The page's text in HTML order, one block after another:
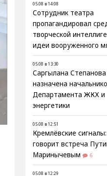
05.08 в 14:08
Сотрудник театра
пропагандировал
творческой
идеи вооруженного
05.08 в 13:30
Саргылана Степанова
назначена
Департамента ЖКХ и
энергетики
05.08 в 12:51
Кремлёвские
говорит встреча
Маринычевым
6
05.08 в 12:29